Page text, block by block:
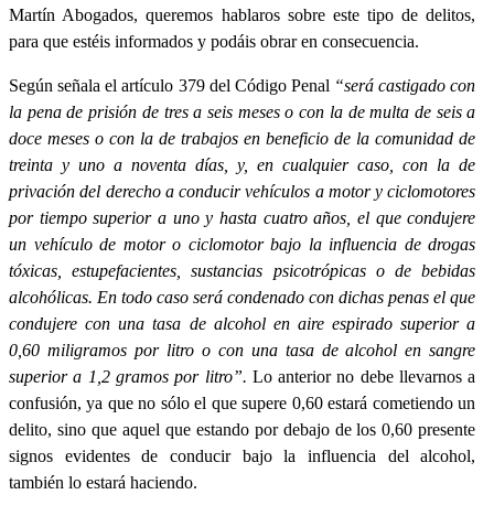
Martín Abogados, queremos hablaros sobre este tipo de delitos,
para que estéis informados y podáis obrar en consecuencia.
Según señala el artículo 379 del Código Penal “será castigado con
la pena de prisión de tres a seis meses o con la de multa de seis a
doce meses o con la de trabajos en beneficio de la comunidad de
treinta y uno a noventa días, y, en cualquier caso, con la de
privación del derecho a conducir vehículos a motor y ciclomotores
por tiempo superior a uno y hasta cuatro años, el que condujere
un vehículo de motor o ciclomotor bajo la influencia de drogas
tóxicas, estupefacientes, sustancias psicotrópicas o de bebidas
alcohólicas. En todo caso será condenado con dichas penas el que
condujere con una tasa de alcohol en aire espirado superior a
0,60 miligramos por litro o con una tasa de alcohol en sangre
superior a 1,2 gramos por litro”. Lo anterior no debe llevarnos a
confusión, ya que no sólo el que supere 0,60 estará cometiendo un
delito, sino que aquel que estando por debajo de los 0,60 presente
signos evidentes de conducir bajo la influencia del alcohol,
también lo estará haciendo.